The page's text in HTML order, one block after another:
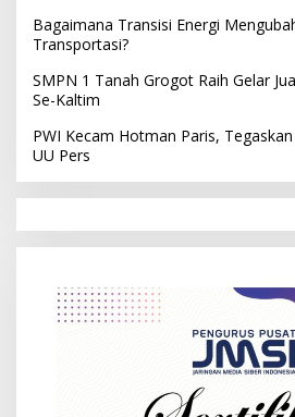
Bagaimana Transisi Energi
Transportasi?
SMPN 1 Tanah Grogot Raih Gelar
Se-Kaltim
PWI Kecam Hotman Paris,
UU Pers